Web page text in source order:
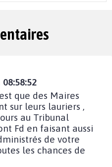
que des Maires
sur leurs lauriers ,
au Tribunal
Fd en faisant aussi
de votre
les chances de